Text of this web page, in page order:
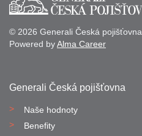
© 2026 Generali Česká pojišťovna
Powered byAlma Career
Generali Česká pojišťovna
Naše hodnoty
Benefity